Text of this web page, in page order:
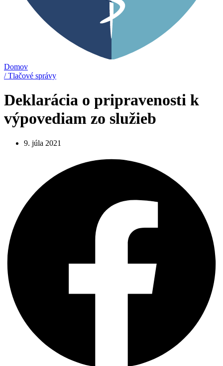
Domov
/ Tlačové správy
Deklarácia o pripravenosti k
výpovediam zo služieb
9. júla 2021